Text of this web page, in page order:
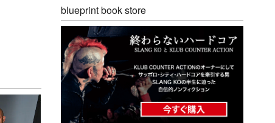
blueprint book store